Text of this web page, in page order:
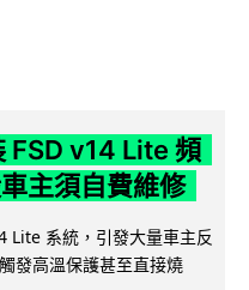
FSD v14 Lite 頻
主須自費維修
Lite 系統，引發大量車主反
發高溫保護甚至直接燒